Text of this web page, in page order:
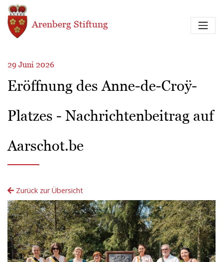
Direkt zum Inhalt
Arenberg Stiftung
29 Juni 2026
Eröffnung des Anne-de-Croÿ-
Platzes - Nachrichtenbeitrag auf
Aarschot.be
Zurück zur Übersicht